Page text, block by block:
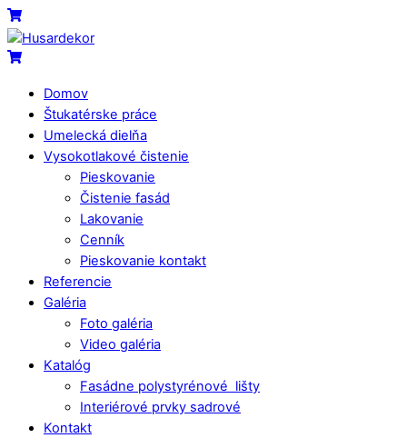
Skip
to
content
Menu
Cart
Cart
Domov
Štukatérske práce
Umelecká dielňa
Vysokotlakové čistenie
Pieskovanie
Čistenie fasád
Lakovanie
Cenník
Pieskovanie kontakt
Referencie
Galéria
Foto galéria
Video galéria
Katalóg
Fasádne polystyrénové lišty
Interiérové prvky sadrové
Kontakt